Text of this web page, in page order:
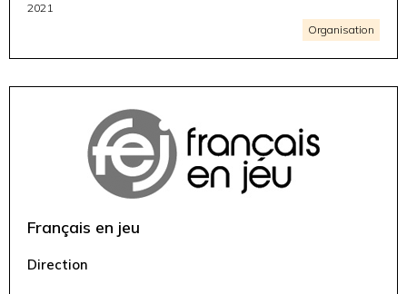
2021
Organisation
Français en jeu
Direction